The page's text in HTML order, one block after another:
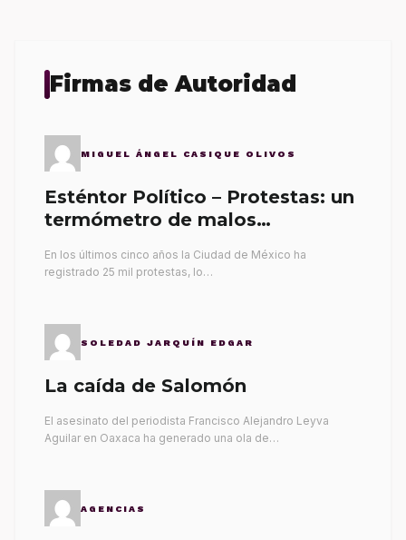
Firmas de Autoridad
MIGUEL ÁNGEL CASIQUE OLIVOS
Esténtor Político – Protestas: un
termómetro de malos
En los últimos cinco años la Ciudad de México ha
registrado 25 mil protestas, lo…
SOLEDAD JARQUÍN EDGAR
La caída de Salomón
El asesinato del periodista Francisco Alejandro Leyva
Aguilar en Oaxaca ha generado una ola de…
AGENCIAS